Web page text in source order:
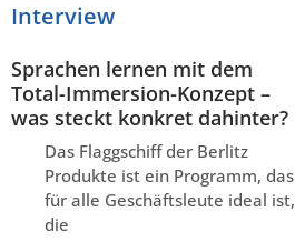
Interview
Sprachen lernen mit dem
Total-Immersion-Konzept –
was steckt konkret dahinter?
Das Flaggschiff der Berlitz
Produkte ist ein Programm, das
für alle Geschäftsleute ideal ist,
die